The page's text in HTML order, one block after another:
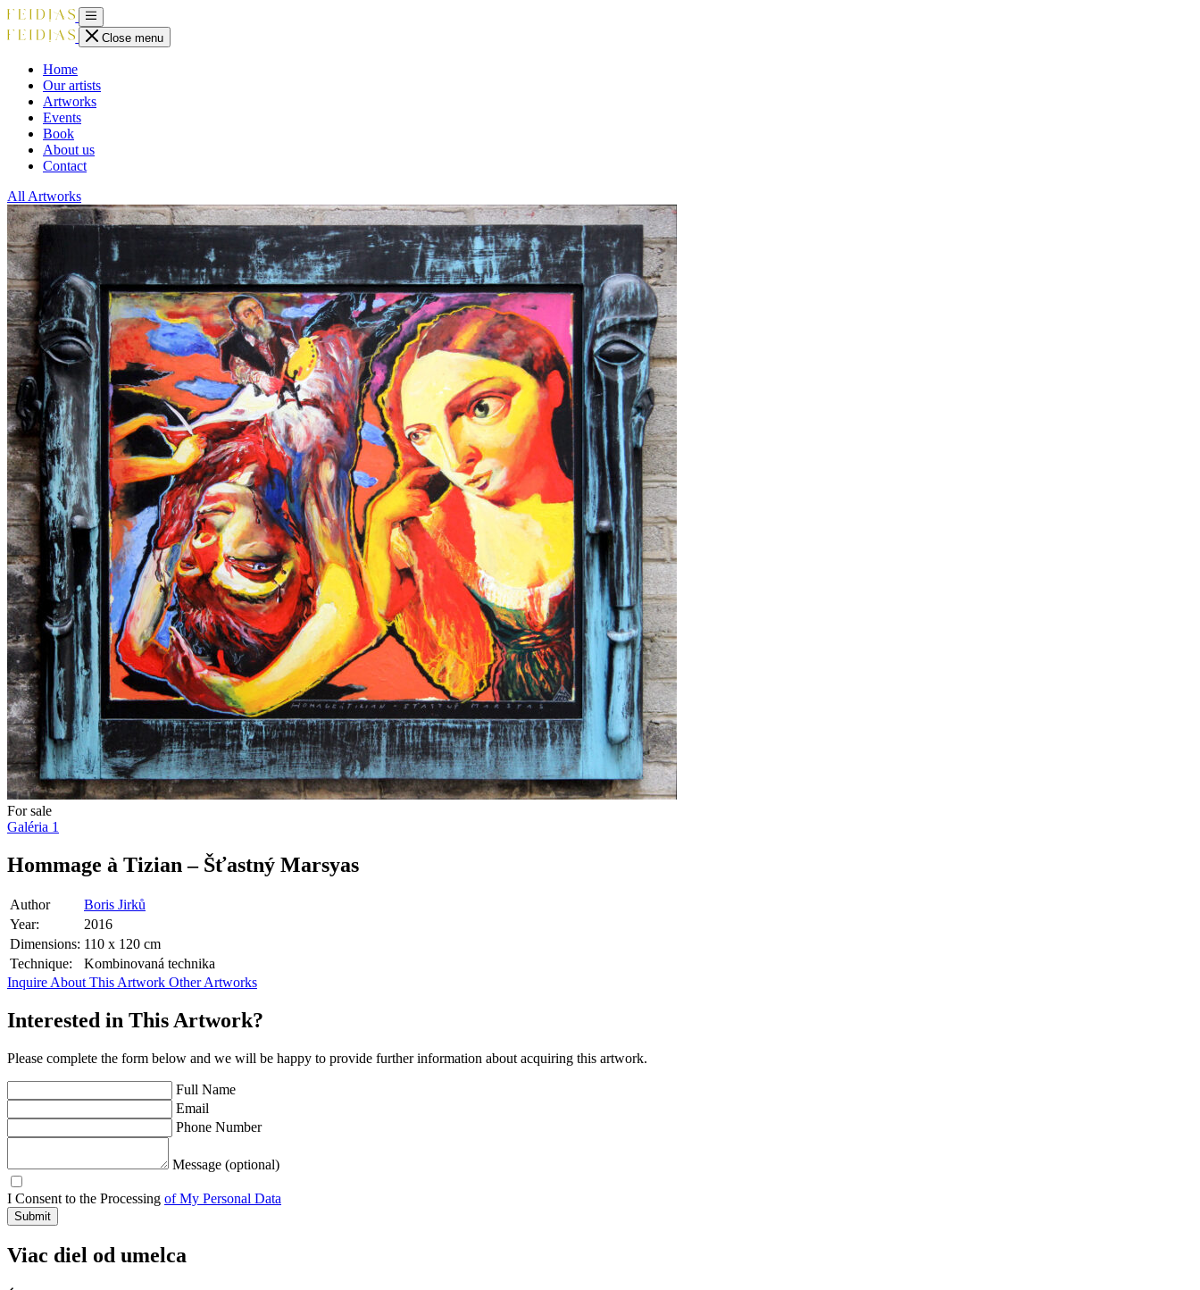
Close menu
Home
Our artists
Artworks
Events
Book
About us
Contact
All Artworks
For sale
Galéria 1
Hommage à Tizian – Šťastný Marsyas
Author
Boris Jirků
Year:
2016
Dimensions: 110 x 120 cm
Technique:
Kombinovaná technika
Inquire About This Artwork Other Artworks
Interested in This Artwork?
Please complete the form below and we will be happy to provide further information about acquiring this artwork.
Full Name
Email
Phone Number
Message (optional)
I Consent to the Processing of My Personal Data
Submit
Viac diel od umelca